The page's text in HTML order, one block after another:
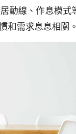
動線、作息模式
和需求息息相關。